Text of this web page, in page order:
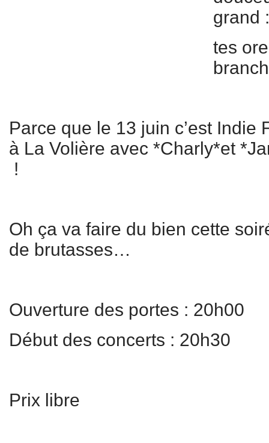
grand :
tes
Parce que le 13 juin c’est Indie
à La Volière avec *Charly*et
!
Oh ça va faire du bien cette
de brutasses…
Ouverture des portes : 20h00
Début des concerts : 20h30
Prix libre